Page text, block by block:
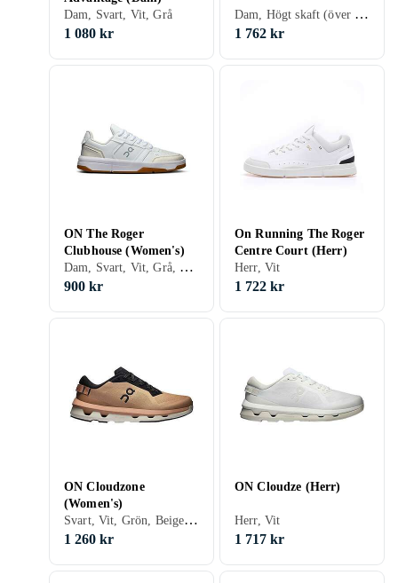
Dam, Svart, Vit, Grå
1 080 kr
Dam, Högt skaft (över ankeln), Svart
1 762 kr
ON The Roger
Clubhouse (Women's)
Dam, Svart, Vit, Grå, Beige
900 kr
On Running The Roger
Centre Court (Herr)
Herr, Vit
1 722 kr
ON Cloudzone
(Women's)
Svart, Vit, Grön, Beige, Rosa
1 260 kr
ON Cloudze (Herr)
Herr, Vit
1 717 kr